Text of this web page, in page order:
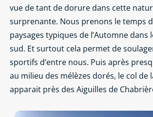
vue de tant de dorure dans cette
surprenante. Nous prenons le temps
paysages typiques de l’Automne dans
sud. Et surtout cela permet de
sportifs d’entre nous. Puis après
au milieu des mélèzes dorés, le col de
apparait près des Aiguilles de